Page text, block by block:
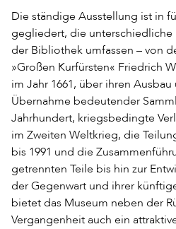
Die ständige Ausstellung ist in
gegliedert, die unterschiedliche
der Bibliothek umfassen – von
»Großen Kurfürsten« Friedrich
im Jahr 1661, über ihren
Übernahme bedeutender
Jahrhundert, kriegsbedingte
im Zweiten Weltkrieg, die
bis 1991 und die
getrennten Teile bis hin zur
der Gegenwart und ihrer
bietet das Museum neben der
Vergangenheit auch ein